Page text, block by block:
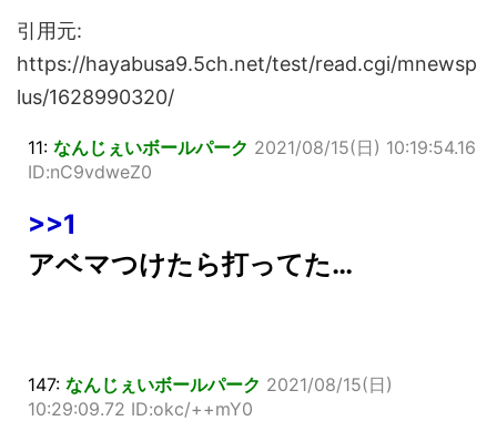
引用元:
https://hayabusa9.5ch.net/test/read.cgi/mnewsp
lus/1628990320/
11: なんじぇいボールパーク 2021/08/15(日) 10:19:54.16
ID:nC9vdweZ0
>>1
アベマつけたら打ってた…
147: なんじぇいボールパーク 2021/08/15(日)
10:29:09.72 ID:okc/++mY0